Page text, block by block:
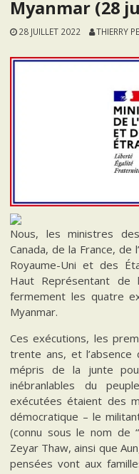
Myanmar (28
28 JUILLET 2022 THIERRY
Nous, les ministres
Canada, de la France, de
Royaume-Uni et des
Haut Représentant de
fermement les quatre
Myanmar.
Ces exécutions, les
trente ans, et
mépris de la junte
inébranlables du
exécutées étaient des
démocratique – le
(connu sous le nom de
Zeyar Thaw, ainsi que
pensées vont aux